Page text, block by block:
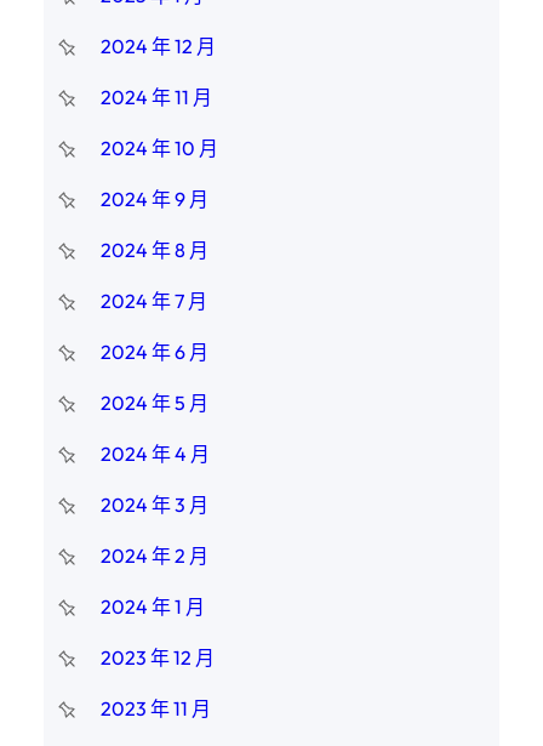
2024 年 12 月
2024 年 11 月
2024 年 10 月
2024 年 9 月
2024 年 8 月
2024 年 7 月
2024 年 6 月
2024 年 5 月
2024 年 4 月
2024 年 3 月
2024 年 2 月
2024 年 1 月
2023 年 12 月
2023 年 11 月